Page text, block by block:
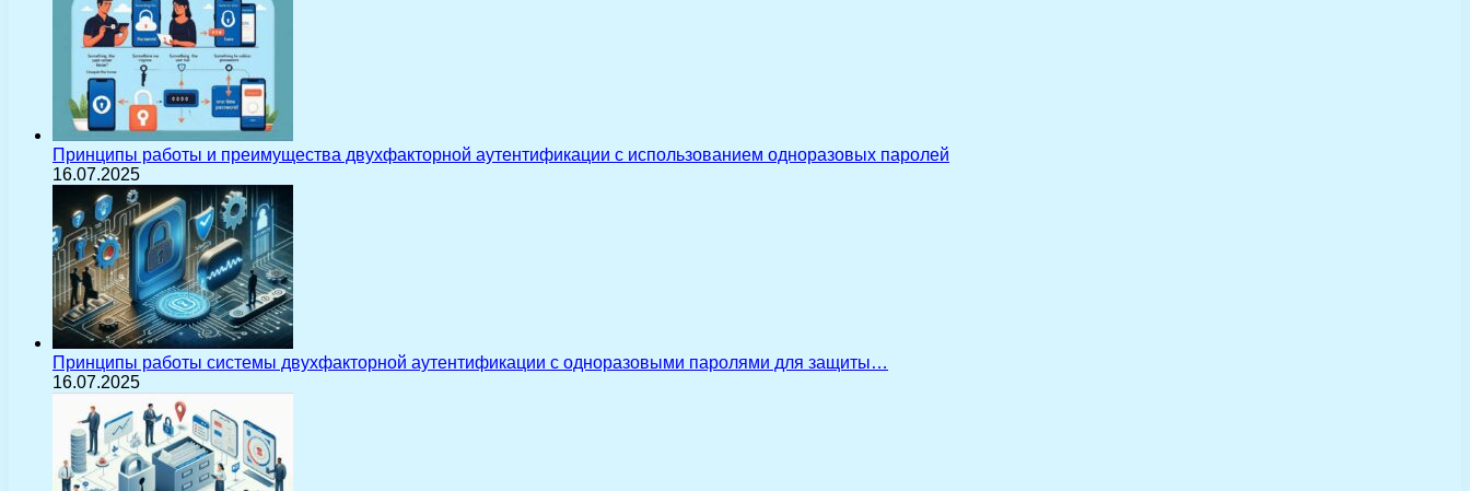
Принципы работы и преимущества двухфакторной аутентификации с использованием одноразовых паролей
16.07.2025
Принципы работы системы двухфакторной аутентификации с одноразовыми паролями для защиты…
16.07.2025